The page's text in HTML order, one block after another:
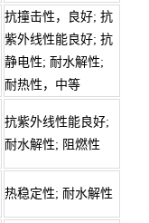
抗撞击性，良好; 抗
紫外线性能良好; 抗
静电性; 耐水解性;
耐热性，中等
抗紫外线性能良好;
耐水解性; 阻燃性
热稳定性; 耐水解性